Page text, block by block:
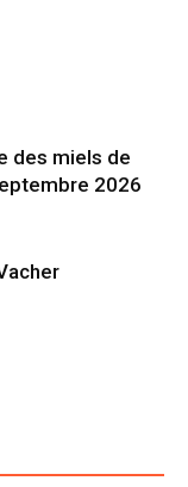
des miels de
2026